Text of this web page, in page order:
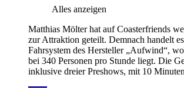
Alles anzeigen
Matthias Mölter hat auf Coasterfriends
zur Attraktion geteilt. Demnach handelt
Fahrsystem des Hersteller „Aufwind“,
bei 340 Personen pro Stunde liegt. Die
inklusive dreier Preshows, mit 10